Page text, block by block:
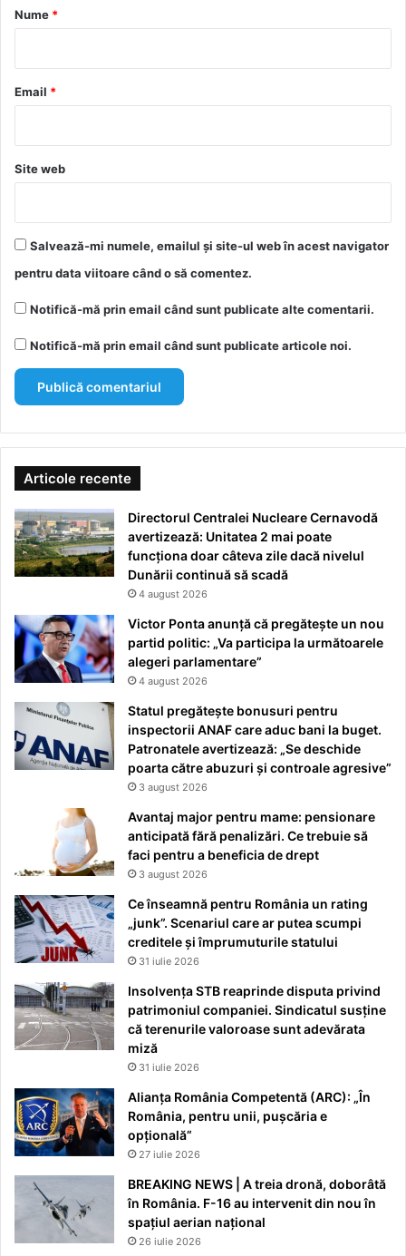
r
*
Nume *
Email *
Site web
Salvează-mi numele, emailul și site-ul web în acest navigator
pentru data viitoare când o să comentez.
Notifică-mă prin email când sunt publicate alte comentarii.
Notifică-mă prin email când sunt publicate articole noi.
Articole recente
Directorul Centralei Nucleare Cernavodă
avertizează: Unitatea 2 mai poate
funcționa doar câteva zile dacă nivelul
Dunării continuă să scadă
4 august 2026
Victor Ponta anunță că pregătește un nou
partid politic: „Va participa la următoarele
alegeri parlamentare”
4 august 2026
Statul pregătește bonusuri pentru
inspectorii ANAF care aduc bani la buget.
Patronatele avertizează: „Se deschide
poarta către abuzuri și controale agresive”
3 august 2026
Avantaj major pentru mame: pensionare
anticipată fără penalizări. Ce trebuie să
faci pentru a beneficia de drept
3 august 2026
Ce înseamnă pentru România un rating
„junk”. Scenariul care ar putea scumpi
creditele și împrumuturile statului
31 iulie 2026
Insolvența STB reaprinde disputa privind
patrimoniul companiei. Sindicatul susține
că terenurile valoroase sunt adevărata
miză
31 iulie 2026
Alianța România Competentă (ARC): „În
România, pentru unii, pușcăria e
opțională”
27 iulie 2026
BREAKING NEWS | A treia dronă, doborâtă
în România. F-16 au intervenit din nou în
spațiul aerian național
26 iulie 2026